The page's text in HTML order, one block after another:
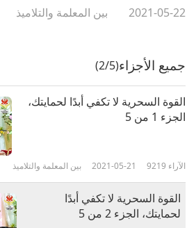
2021-05-22 بين المعلمة والتلاميذ
جميع الأجزاء(2/5)
القوة السحرية لا تكفي أبدًا لحمايتك،
الجزء 1 من 5
بين المعلمة والتلاميذ 2021-05-21 9219 الآراء
القوة السحرية لا تكفي أبدًا
لحمايتك، الجزء 2 من 5